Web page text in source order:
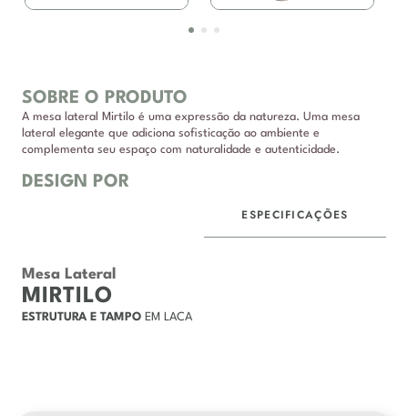
SOBRE O PRODUTO
A mesa lateral Mirtilo é uma expressão da natureza. Uma mesa
lateral elegante que adiciona sofisticação ao ambiente e
complementa seu espaço com naturalidade e autenticidade.
DESIGN POR
ESPECIFICAÇÕES
Mesa Lateral
MIRTILO
ESTRUTURA E TAMPO EM LACA